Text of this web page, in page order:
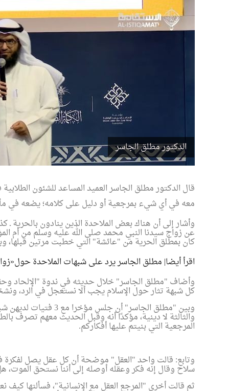
الدكتور مطلق الجاسر
قال الدكتور مطلق الجاسر العميد المساعد للشئون
معه في أي شيء بمرجعية أو دليل على كلامه؛ يضعه في
وأشار إلى أن هناك بعض الملاحدة الذين ينادون بالحرية
عن زواج سيدنا النبي محمد صلى الله عليه وسلم من أم
كان بمطلق الحرية من "عائشة" التي خطبت مرتين قبلها،
اقرأ أيضا| مطلق الجاسر يرد على شبهات الملاحدة
وأضاف "مطلق الجاسر" خلال حديثه في ندوة "الإلحاد
كل شبهة تثار حول الإسلام يجب ألا نستعجل في الرد،
وبين "مطلق الجاسر"
والثالثة لا دينية، مؤكدًا أنه وقبل الحديث معهم تصرف
المرجعية التي بنيتم عليها أفكاركم.
وتابع: قالت واحد "العقل" موضحة أن كل عقل يصل
سلاح وقال إنه فكر وعقله أوصله إلى أننا نستحق الموت،
ثم قالت أخرى "المرجع العقل مع الإنسانية"، فسألتها